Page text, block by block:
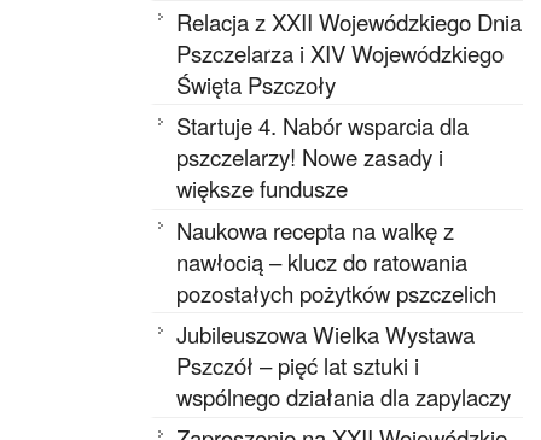
Relacja z XXII Wojewódzkiego Dnia
Pszczelarza i XIV Wojewódzkiego
Święta Pszczoły
Startuje 4. Nabór wsparcia dla
pszczelarzy! Nowe zasady i
większe fundusze
Naukowa recepta na walkę z
nawłocią – klucz do ratowania
pozostałych pożytków pszczelich
Jubileuszowa Wielka Wystawa
Pszczół – pięć lat sztuki i
wspólnego działania dla zapylaczy